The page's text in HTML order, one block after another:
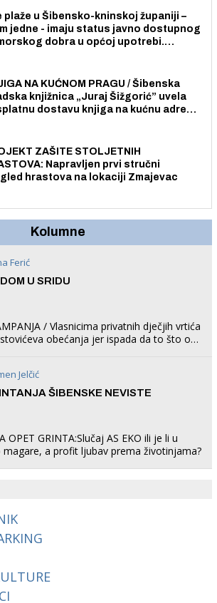
plaže u Šibensko-kninskoj županiji –
jedne - imaju status javno dostupnog
dobra u općoj upotrebi.
NA KUĆNOM PRAGU / Šibenska
knjižnica „Juraj Šižgorić” uvela
dostavu knjiga na kućnu adresu
ZAŠITE STOLJETNIH
Napravljen prvi stručni
hrastova na lokaciji Zmajevac
Kolumne
Ferić
U SRIDU
/ Vlasnicima privatnih dječjih vrtića
obećanja jer ispada da to što oni
Jelčić
ŠIBENSKE NEVISTE
OPET GRINTA:Slučaj AS EKO ili je li u
magare, a profit ljubav prema životinjama?